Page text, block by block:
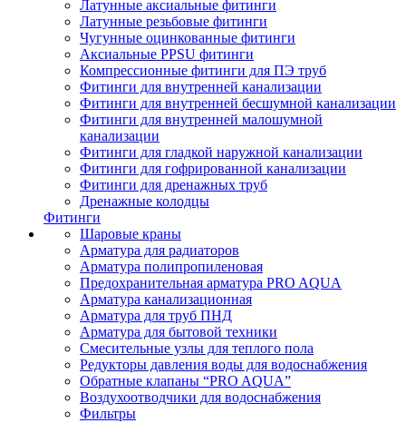
Латунные аксиальные фитинги
Латунные резьбовые фитинги
Чугунные оцинкованные фитинги
Аксиальные PPSU фитинги
Компрессионные фитинги для ПЭ труб
Фитинги для внутренней канализации
Фитинги для внутренней бесшумной канализации
Фитинги для внутренней малошумной
канализации
Фитинги для гладкой наружной канализации
Фитинги для гофрированной канализации
Фитинги для дренажных труб
Дренажные колодцы
Фитинги
Шаровые краны
Арматура для радиаторов
Арматура полипропиленовая
Предохранительная арматура PRO AQUA
Арматура канализационная
Арматура для труб ПНД
Арматура для бытовой техники
Смесительные узлы для теплого пола
Редукторы давления воды для водоснабжения
Обратные клапаны “PRO AQUA”
Воздухоотводчики для водоснабжения
Фильтры